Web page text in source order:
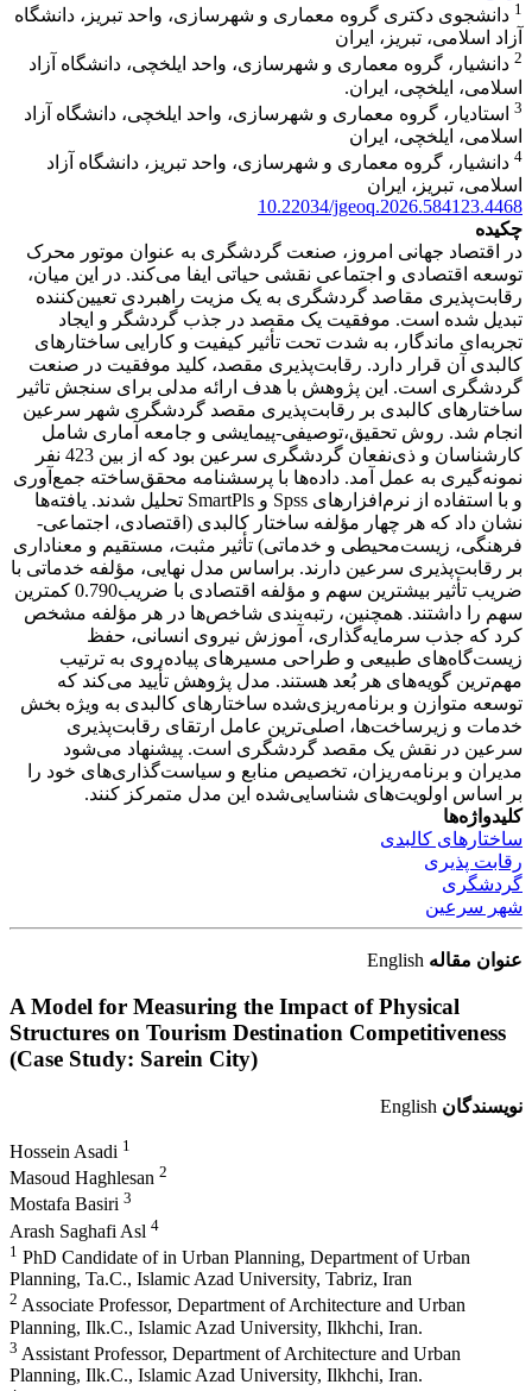
1 دانشجوی دکتری گروه معماری و شهرسازی، واحد تبریز، دانشگاه
آزاد اسلامی، تبریز، ایران
2 دانشیار، گروه معماری و شهرسازی، واحد ایلخچی، دانشگاه آزاد
اسلامی، ایلخچی، ایران.
3 استادیار، گروه معماری و شهرسازی، واحد ایلخچی، دانشگاه آزاد
اسلامی، ایلخچی، ایران
4 دانشیار، گروه معماری و شهرسازی، واحد تبریز، دانشگاه آزاد
اسلامی، تبریز، ایران
10.22034/jgeoq.2026.584123.4468
چکیده
در اقتصاد جهانی امروز، صنعت گردشگری به عنوان موتور محرک
توسعه اقتصادی و اجتماعی نقشی حیاتی ایفا می‌کند. در این میان،
رقابت‌پذیری مقاصد گردشگری به یک مزیت راهبردی تعیین‌کننده
تبدیل شده است. موفقیت یک مقصد در جذب گردشگر و ایجاد
تجربه‌ای ماندگار، به شدت تحت تأثیر کیفیت و کارایی ساختارهای
کالبدی آن قرار دارد. رقابت‌پذیری مقصد، کلید موفقیت در صنعت
گردشگری است. این پژوهش با هدف ارائه مدلی برای سنجش تاثیر
ساختارهای کالبدی بر رقابت‌پذیری مقصد گردشگری شهر سرعین
انجام شد. روش تحقیق،توصیفی-پیمایشی و جامعه آماری شامل
کارشناسان و ذی‌نفعان گردشگری سرعین بود که از بین 423 نفر
نمونه‌گیری به عمل آمد. داده‌ها با پرسشنامه محقق‌ساخته جمع‌آوری
و با استفاده از نرم‌افزارهای Spss و SmartPls تحلیل شدند. یافته‌ها
نشان داد که هر چهار مؤلفه ساختار کالبدی (اقتصادی، اجتماعی-
فرهنگی، زیست‌محیطی و خدماتی) تأثیر مثبت، مستقیم و معناداری
بر رقابت‌پذیری سرعین دارند. براساس مدل نهایی، مؤلفه خدماتی با
ضریب تأثیر بیشترین سهم و مؤلفه اقتصادی با ضریب0.790 کمترین
سهم را داشتند. همچنین، رتبه‌بندی شاخص‌ها در هر مؤلفه مشخص
کرد که جذب سرمایه‌گذاری، آموزش نیروی انسانی، حفظ
زیست‌گاه‌های طبیعی و طراحی مسیرهای پیاده‌روی به ترتیب
مهم‌ترین گویه‌های هر بُعد هستند. مدل پژوهش تأیید می‌کند که
توسعه متوازن و برنامه‌ریزی‌شده ساختارهای کالبدی به ویژه بخش
خدمات و زیرساخت‌ها، اصلی‌ترین عامل ارتقای رقابت‌پذیری
سرعین در نقش یک مقصد گردشگری است. پیشنهاد می‌شود
مدیران و برنامه‌ریزان، تخصیص منابع و سیاست‌گذاری‌های خود را
بر اساس اولویت‌های شناسایی‌شده این مدل متمرکز کنند.
کلیدواژه‌ها
ساختارهای کالبدی
رقابت پذیری
گردشگری
شهر سرعین
عنوان مقاله English
A Model for Measuring the Impact of Physical
Structures on Tourism Destination Competitiveness
(Case Study: Sarein City)
نویسندگان English
Hossein Asadi 1
Masoud Haghlesan 2
Mostafa Basiri 3
Arash Saghafi Asl 4
1 PhD Candidate of in Urban Planning, Department of Urban
Planning, Ta.C., Islamic Azad University, Tabriz, Iran
2 Associate Professor, Department of Architecture and Urban
Planning, Ilk.C., Islamic Azad University, Ilkhchi, Iran.
3 Assistant Professor, Department of Architecture and Urban
Planning, Ilk.C., Islamic Azad University, Ilkhchi, Iran.